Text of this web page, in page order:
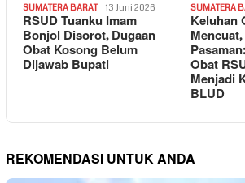
SUMATERA BARAT 13 Juni 2026
RSUD Tuanku Imam
Bonjol Disorot, Dugaan
Obat Kosong Belum
Dijawab Bupati
SUMATERA
Keluhan
Obat
Menjadi
BLUD
REKOMENDASI UNTUK ANDA